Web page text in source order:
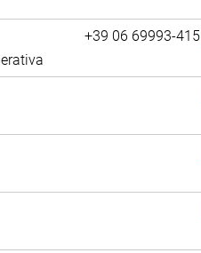
+39 06 69993-415